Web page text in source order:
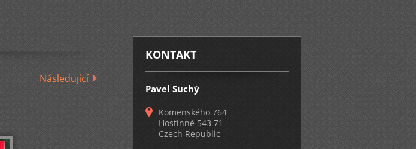
Následující
KONTAKT
Pavel Suchý
Komenského 764
Hostinné 543 71
Czech Republic